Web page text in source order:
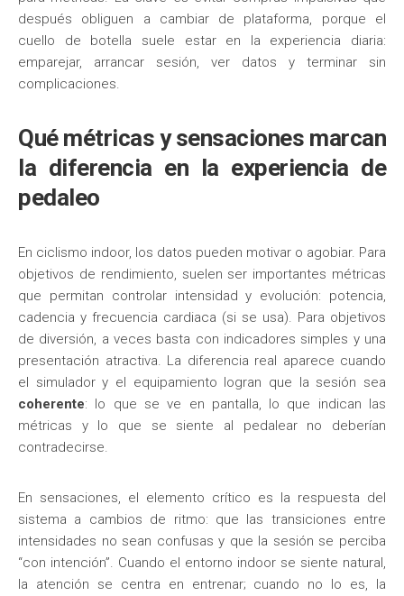
después obliguen a cambiar de plataforma, porque el
cuello de botella suele estar en la experiencia diaria:
emparejar, arrancar sesión, ver datos y terminar sin
complicaciones.
Qué métricas y sensaciones marcan
la diferencia en la experiencia de
pedaleo
En ciclismo indoor, los datos pueden motivar o agobiar. Para
objetivos de rendimiento, suelen ser importantes métricas
que permitan controlar intensidad y evolución: potencia,
cadencia y frecuencia cardiaca (si se usa). Para objetivos
de diversión, a veces basta con indicadores simples y una
presentación atractiva. La diferencia real aparece cuando
el simulador y el equipamiento logran que la sesión sea
coherente: lo que se ve en pantalla, lo que indican las
métricas y lo que se siente al pedalear no deberían
contradecirse.
En sensaciones, el elemento crítico es la respuesta del
sistema a cambios de ritmo: que las transiciones entre
intensidades no sean confusas y que la sesión se perciba
“con intención”. Cuando el entorno indoor se siente natural,
la atención se centra en entrenar; cuando no lo es, la